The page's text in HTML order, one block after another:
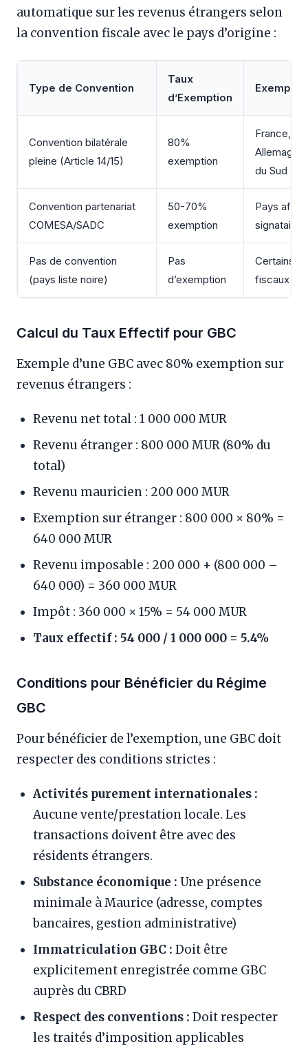
automatique sur les revenus étrangers selon
la convention fiscale avec le pays d’origine :
Type de Convention
Taux
d’Exemption
Exemple
Convention bilatérale
pleine (Article 14/15)
80%
exemption
France,
du Sud
Convention partenariat
COMESA/SADC
50-70%
exemption
Pays
signataires
Pas de convention
(pays liste noire)
Pas
d’exemption
Certains
fiscaux
Calcul du Taux Effectif pour GBC
Exemple d’une GBC avec 80% exemption sur
revenus étrangers :
Revenu net total : 1 000 000 MUR
Revenu étranger : 800 000 MUR (80% du
total)
Revenu mauricien : 200 000 MUR
Exemption sur étranger : 800 000 × 80% =
640 000 MUR
Revenu imposable : 200 000 + (800 000 –
640 000) = 360 000 MUR
Impôt : 360 000 × 15% = 54 000 MUR
Taux effectif : 54 000 / 1 000 000 = 5.4%
Conditions pour Bénéficier du Régime
GBC
Pour bénéficier de l’exemption, une GBC doit
respecter des conditions strictes :
Activités purement internationales :
Aucune vente/prestation locale. Les
transactions doivent être avec des
résidents étrangers.
Substance économique : Une présence
minimale à Maurice (adresse, comptes
bancaires, gestion administrative)
Immatriculation GBC : Doit être
explicitement enregistrée comme GBC
auprès du CBRD
Respect des conventions : Doit respecter
les traités d’imposition applicables